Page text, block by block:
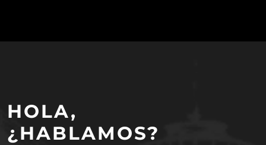
HOLA,
¿HABLAMOS?